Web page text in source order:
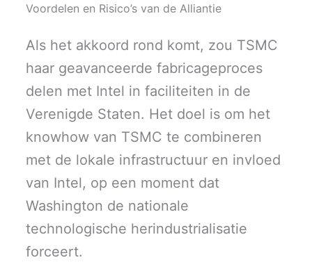
Voordelen en Risico’s van de Alliantie
Als het akkoord rond komt, zou TSMC
haar geavanceerde fabricageproces
delen met Intel in faciliteiten in de
Verenigde Staten. Het doel is om het
knowhow van TSMC te combineren
met de lokale infrastructuur en invloed
van Intel, op een moment dat
Washington de nationale
technologische herindustrialisatie
forceert.